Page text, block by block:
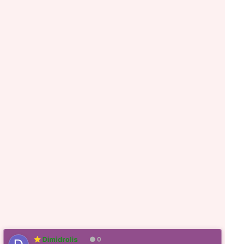
Dimidrolis 0